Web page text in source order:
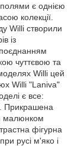
є однією
колекції.
Willi створили
із
чуттєвою та
Willi цей
Willi "Laniva"
є все:
Прикрашена
малюнком
фігурна
русі м'яко і